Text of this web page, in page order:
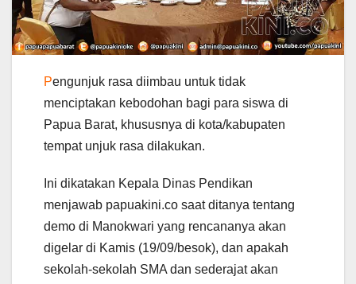
Pengunjuk rasa diimbau untuk tidak
menciptakan kebodohan bagi para siswa di
Papua Barat, khususnya di kota/kabupaten
tempat unjuk rasa dilakukan.
Ini dikatakan Kepala Dinas Pendikan
menjawab papuakini.co saat ditanya tentang
demo di Manokwari yang rencananya akan
digelar di Kamis (19/09/besok), dan apakah
sekolah-sekolah SMA dan sederajat akan